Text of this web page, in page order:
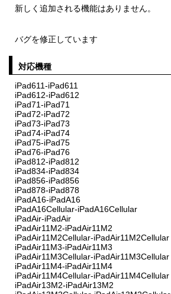
新しく追加される機能はありません。
バグを修正しています
対応機種
iPad611-iPad611
iPad612-iPad612
iPad71-iPad71
iPad72-iPad72
iPad73-iPad73
iPad74-iPad74
iPad75-iPad75
iPad76-iPad76
iPad812-iPad812
iPad834-iPad834
iPad856-iPad856
iPad878-iPad878
iPadA16-iPadA16
iPadA16Cellular-iPadA16Cellular
iPadAir-iPadAir
iPadAir11M2-iPadAir11M2
iPadAir11M2Cellular-iPadAir11M2Cellular
iPadAir11M3-iPadAir11M3
iPadAir11M3Cellular-iPadAir11M3Cellular
iPadAir11M4-iPadAir11M4
iPadAir11M4Cellular-iPadAir11M4Cellular
iPadAir13M2-iPadAir13M2